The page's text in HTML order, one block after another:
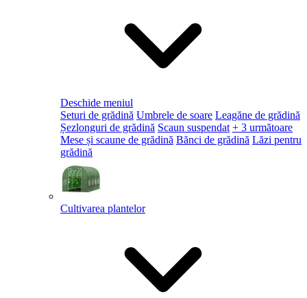
Deschide meniul
Seturi de grădină Umbrele de soare Leagăne de grădină
Șezlonguri de grădină Scaun suspendat + 3 următoare
Mese și scaune de grădină Bănci de grădină Lăzi pentru
grădină
Cultivarea plantelor